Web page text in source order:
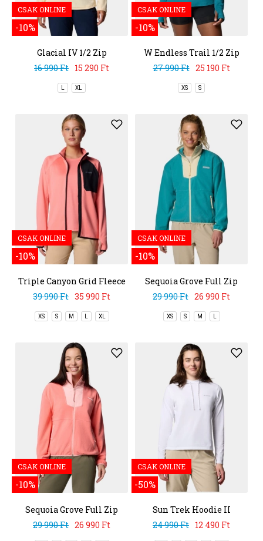
CSAK ONLINE
-10%
Glacial IV 1/2 Zip
16 990 Ft 15 290 Ft
L XL
CSAK ONLINE
-10%
W Endless Trail 1/2 Zip
Mesh Long Sleev
27 990 Ft 25 190 Ft
XS S
CSAK ONLINE
-10%
Triple Canyon Grid Fleece
FZ
39 990 Ft 35 990 Ft
XS S M L XL
CSAK ONLINE
-10%
Sequoia Grove Full Zip
Fleece
29 990 Ft 26 990 Ft
XS S M L
CSAK ONLINE
-10%
Sequoia Grove Full Zip
Fleece
29 990 Ft 26 990 Ft
CSAK ONLINE
-50%
Sun Trek Hoodie II
24 990 Ft 12 490 Ft